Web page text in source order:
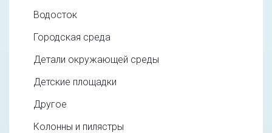
Водосток
Городская среда
Детали окружающей среды
Детские площадки
Другое
Колонны и пилястры